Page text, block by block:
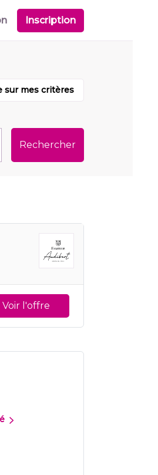
Inscription
sur mes critères
Rechercher
Voir l'offre